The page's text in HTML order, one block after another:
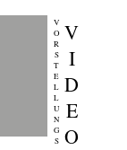
V
O
R
S
T
E
L
L
U
N
G
S
V
I
D
E
O